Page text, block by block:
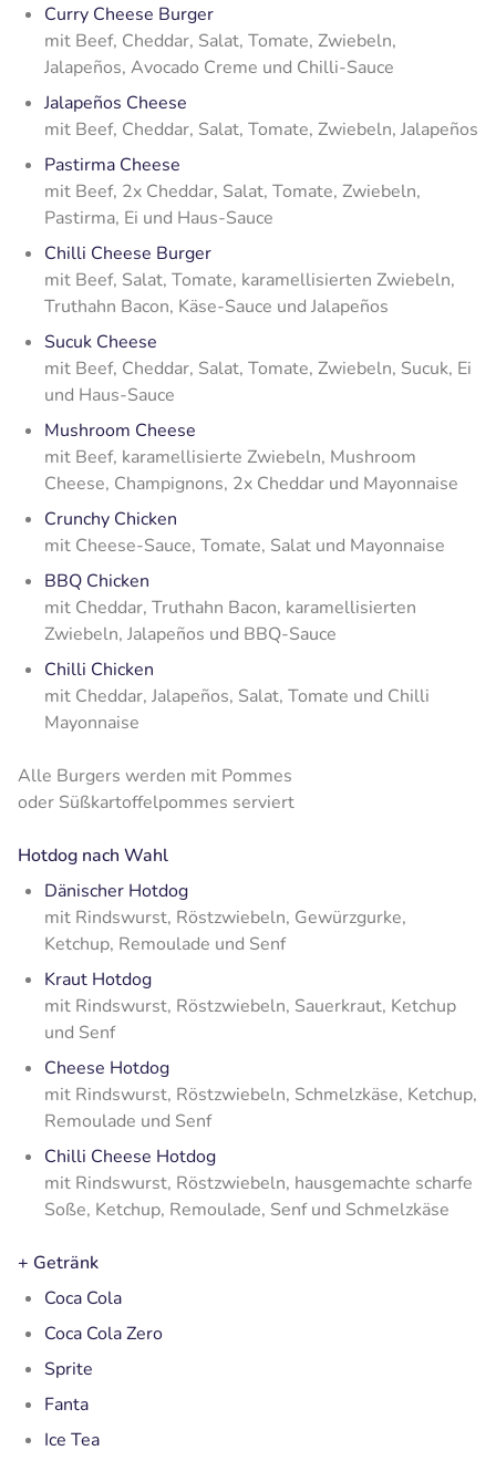
Curry Cheese Burger
mit Beef, Cheddar, Salat, Tomate, Zwiebeln,
Jalapeños, Avocado Creme und Chilli-Sauce
Jalapeños Cheese
mit Beef, Cheddar, Salat, Tomate, Zwiebeln, Jalapeños
Pastirma Cheese
mit Beef, 2x Cheddar, Salat, Tomate, Zwiebeln,
Pastirma, Ei und Haus-Sauce
Chilli Cheese Burger
mit Beef, Salat, Tomate, karamellisierten Zwiebeln,
Truthahn Bacon, Käse-Sauce und Jalapeños
Sucuk Cheese
mit Beef, Cheddar, Salat, Tomate, Zwiebeln, Sucuk, Ei
und Haus-Sauce
Mushroom Cheese
mit Beef, karamellisierte Zwiebeln, Mushroom
Cheese, Champignons, 2x Cheddar und Mayonnaise
Crunchy Chicken
mit Cheese-Sauce, Tomate, Salat und Mayonnaise
BBQ Chicken
mit Cheddar, Truthahn Bacon, karamellisierten
Zwiebeln, Jalapeños und BBQ-Sauce
Chilli Chicken
mit Cheddar, Jalapeños, Salat, Tomate und Chilli
Mayonnaise
Alle Burgers werden mit Pommes
oder Süßkartoffelpommes serviert
Hotdog nach Wahl
Dänischer Hotdog
mit Rindswurst, Röstzwiebeln, Gewürzgurke,
Ketchup, Remoulade und Senf
Kraut Hotdog
mit Rindswurst, Röstzwiebeln, Sauerkraut, Ketchup
und Senf
Cheese Hotdog
mit Rindswurst, Röstzwiebeln, Schmelzkäse, Ketchup,
Remoulade und Senf
Chilli Cheese Hotdog
mit Rindswurst, Röstzwiebeln, hausgemachte scharfe
Soße, Ketchup, Remoulade, Senf und Schmelzkäse
+ Getränk
Coca Cola
Coca Cola Zero
Sprite
Fanta
Ice Tea